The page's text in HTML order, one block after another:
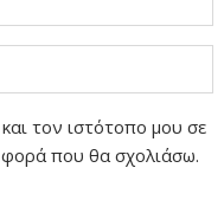
τον ιστότοπο μου σε
που θα σχολιάσω.